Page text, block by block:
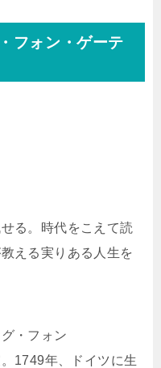
フォン・ゲーテ
る。時代をこえて読
える実りある人生を
・フォン
1749年、ドイツに生